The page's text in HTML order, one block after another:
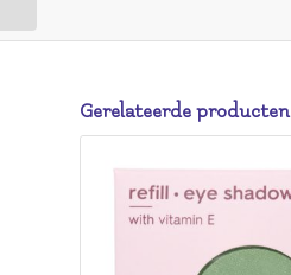
Gerelateerde producten